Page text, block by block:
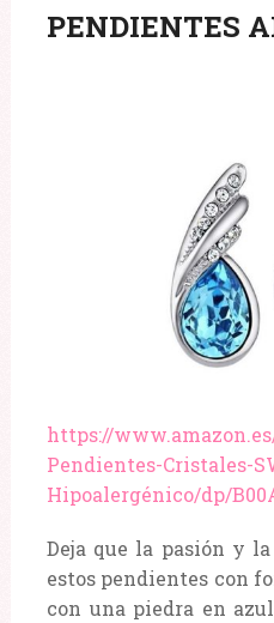
PENDIENTES
https://www.amazon.es/
Pendientes-Cristales-
Hipoalergénico/dp/
Deja que la pasión y
estos pendientes con
con una piedra en